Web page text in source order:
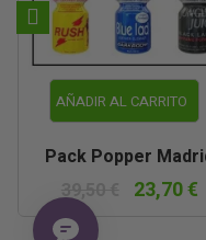
AÑADIR AL CARRITO
Pack Popper
39,50 €
23,70 €